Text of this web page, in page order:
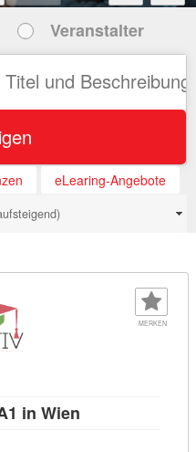
Veranstalter
eLearing-Angebote
MERKEN
in Wien